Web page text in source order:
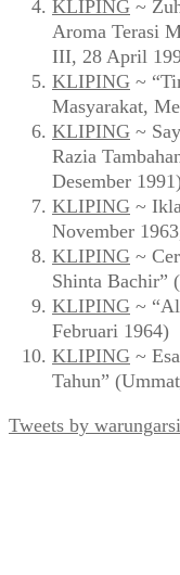
KLIPING ~
Aroma Terasi
III, 28 April
KLIPING ~
Masyarakat,
KLIPING ~
Razia
Desember
KLIPING ~
November
KLIPING ~
Shinta Bachir”
KLIPING ~
Februari 1964)
KLIPING ~
Tahun”
Tweets by